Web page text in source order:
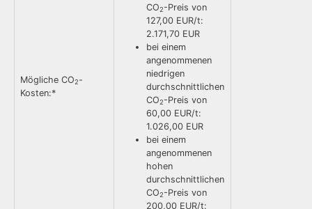
Mögliche CO2-
Kosten:*
CO2-Preis von
127,00 EUR/t:
2.171,70 EUR
bei einem
angenommenen
niedrigen
durchschnittlichen
CO2-Preis von
60,00 EUR/t:
1.026,00 EUR
bei einem
angenommenen
hohen
durchschnittlichen
CO2-Preis von
200,00 EUR/t: